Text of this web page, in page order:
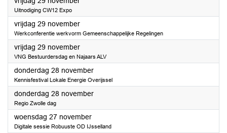
Uitnodiging CW12 Expo
vrijdag 29 november2024
Werkconferentie werkvorm Gemeenschappelijke Regelingen
vrijdag 29 november2024
VNG Bestuurdersdag en Najaars ALV
donderdag 28 november2024
Kennisfestival Lokale Energie Overijssel
donderdag 28 november2024
Regio Zwolle dag
woensdag 27 november2024
Digitale sessie Robuuste OD IJsselland